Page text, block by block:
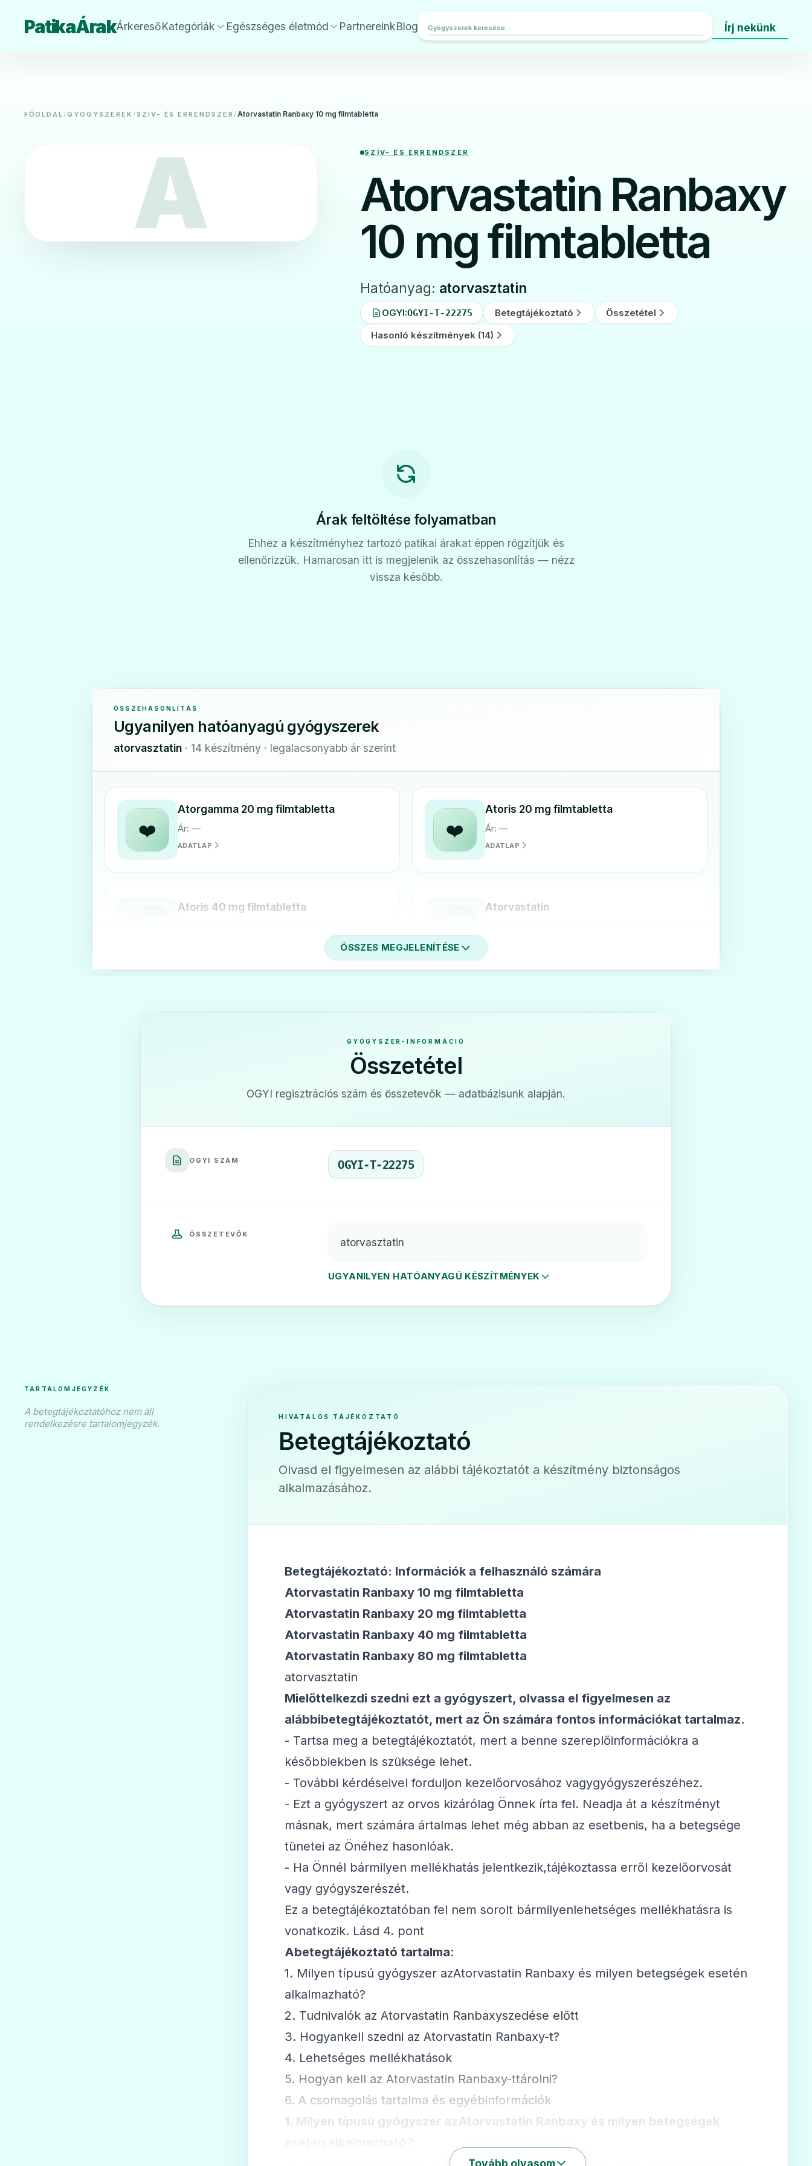
PatikaÁrakÁrkeresőKategóriák Egészséges életmód PartnereinkBlog Írj nekünk
FŐOLDAL/GYÓGYSZEREK /SZÍV- ÉS ÉRRENDSZER/Atorvastatin Ranbaxy 10 mg filmtabletta
A SZÍV- ÉS ÉRRENDSZER
Atorvastatin Ranbaxy
10 mg filmtabletta
Hatóanyag: atorvasztatin
OGYI:OGYI-T-22275 Betegtájékoztató
Összetétel
Hasonló készítmények (14)
Árak feltöltése folyamatban
Ehhez a készítményhez tartozó patikai árakat éppen rögzítjük és
ellenőrizzük. Hamarosan itt is megjelenik az összehasonlítás — nézz
vissza később.
ÖSSZEHASONLÍTÁS
Ugyanilyen hatóanyagú gyógyszerek
atorvasztatin · 14 készítmény · legalacsonyabb ár szerint
❤️
Atorgamma 20 mg filmtabletta
Ár: —
ADATLAP
❤️
Atoris 20 mg filmtabletta
Ár: —
ADATLAP
Atoris 40 mg filmtabletta Atorvastatin
ADATLAP
❤️
filmtabletta
ADATLAP
❤️ Ár: —
Ár: —
❤️
Hypolip 20 mg filmtabletta
❤️
ÖSSZES MEGJELENÍTÉSE
GYÓGYSZER-INFORMÁCIÓ
Összetétel
OGYI regisztrációs szám és összetevők — adatbázisunk alapján.
OGYI SZÁM OGYI-T-22275
ÖSSZETEVŐK
atorvasztatin
UGYANILYEN HATÓANYAGÚ KÉSZÍTMÉNYEK
TARTALOMJEGYZÉK
A betegtájékoztatóhoz nem áll
rendelkezésre tartalomjegyzék.
HIVATALOS TÁJÉKOZTATÓ
Betegtájékoztató
Olvasd el figyelmesen az alábbi tájékoztatót a készítmény biztonságos
alkalmazásához.
Betegtájékoztató: Információk a felhasználó számára
Atorvastatin Ranbaxy 10 mg filmtabletta
Atorvastatin Ranbaxy 20 mg filmtabletta
Atorvastatin Ranbaxy 40 mg filmtabletta
Atorvastatin Ranbaxy 80 mg filmtabletta
atorvasztatin
Mielőttelkezdi szedni ezt a gyógyszert, olvassa el figyelmesen az
alábbibetegtájékoztatót, mert az Ön számára fontos információkat tartalmaz.
- Tartsa meg a betegtájékoztatót, mert a benne szereplőinformációkra a
későbbiekben is szüksége lehet.
- További kérdéseivel forduljon kezelőorvosához vagygyógyszerészéhez.
- Ezt a gyógyszert az orvos kizárólag Önnek írta fel. Neadja át a készítményt
másnak, mert számára ártalmas lehet még abban az esetbenis, ha a betegsége
tünetei az Önéhez hasonlóak.
- Ha Önnél bármilyen mellékhatás jelentkezik,tájékoztassa erről kezelőorvosát
vagy gyógyszerészét.
Ez a betegtájékoztatóban fel nem sorolt bármilyenlehetséges mellékhatásra is
vonatkozik. Lásd 4. pont
Abetegtájékoztató tartalma:
1. Milyen típusú gyógyszer azAtorvastatin Ranbaxy és milyen betegségek esetén
alkalmazható?
2. Tudnivalók az Atorvastatin Ranbaxyszedése előtt
3. Hogyankell szedni az Atorvastatin Ranbaxy-t?
4. Lehetséges mellékhatások
5. Hogyan kell az Atorvastatin Ranbaxy-ttárolni?
6. A csomagolás tartalma és egyébinformációk
1. Milyen típusú gyógyszer azAtorvastatin Ranbaxy és milyen betegségek
Tovább olvasom